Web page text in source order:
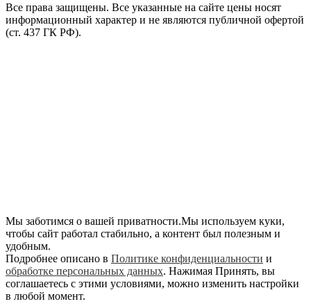
Все права защищены. Все указанные на сайте цены носят
информационный характер и не являются публичной офертой
(ст. 437 ГК РФ).
Мы заботимся о вашей приватности.Мы используем куки,
чтобы сайт работал стабильно, а контент был полезным и
удобным.
Подробнее описано в Политике конфиденциальности и
обработке персональных данных. Нажимая Принять, вы
соглашаетесь с этими условиями, можно изменить настройки
в любой момент.